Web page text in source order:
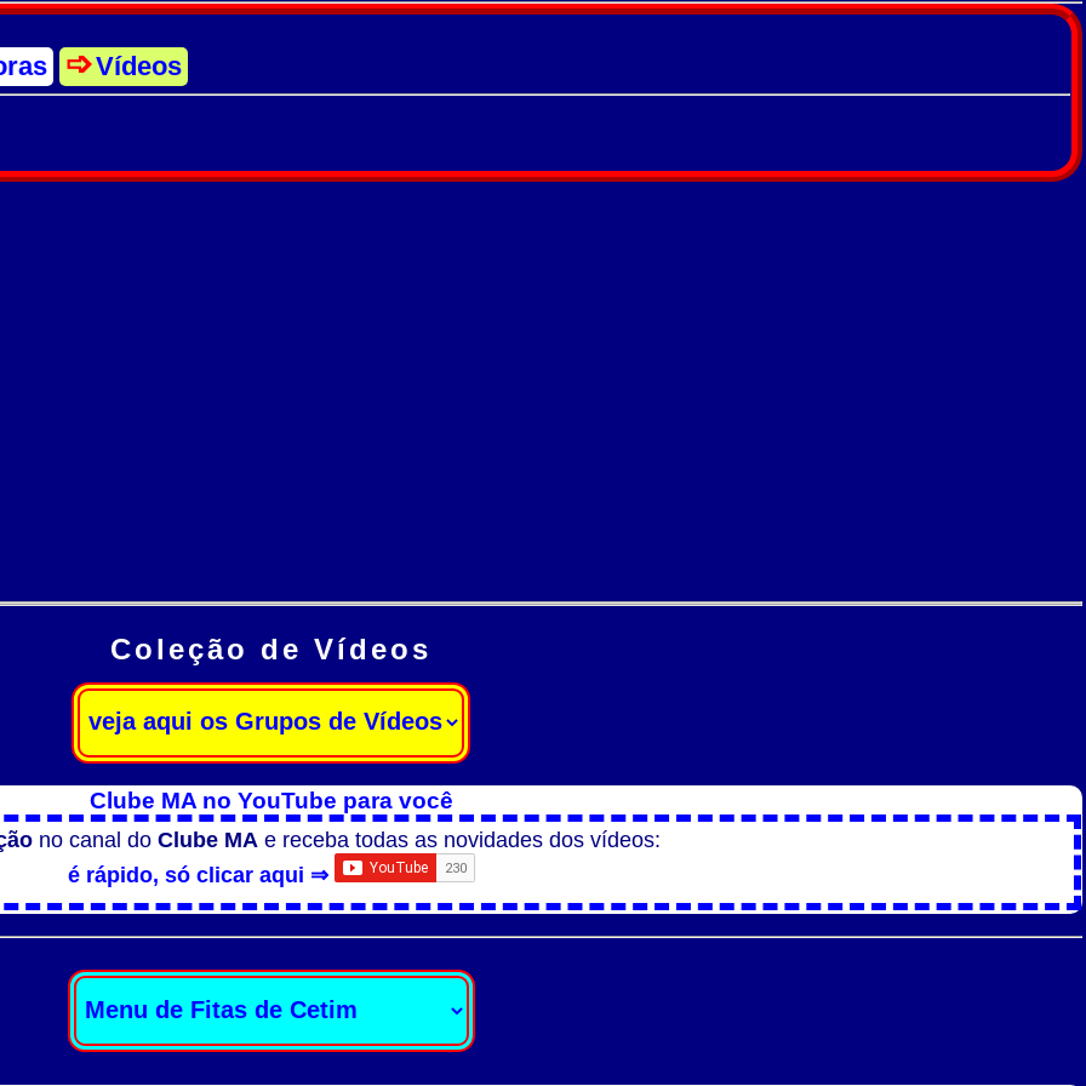
Vídeos
Coleção de Vídeos
Clube MA no YouTube para você
no canal doClube MA e receba todas as novidades dos vídeos:
é rápido, só clicar aqui ⇒